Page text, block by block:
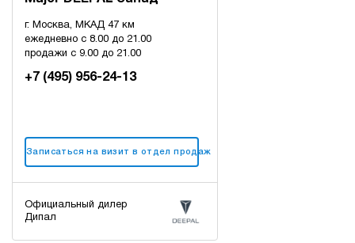
г. Москва, МКАД 47 км
ежедневно с 8.00 до 21.00
продажи с 9.00 до 21.00
+7 (495) 956-24-13
Записаться на визит в отдел продаж
Официальный дилер
Дипал